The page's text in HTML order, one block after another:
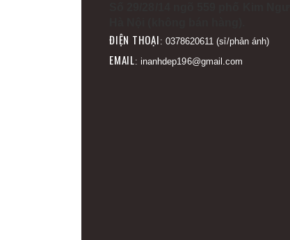
ĐIỆN THOẠI : 0378620611 (sỉ/phản ánh)
EMAIL: inanhdep196@gmail.com